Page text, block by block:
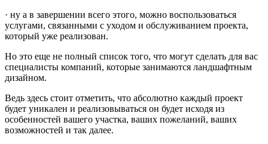
· ну а в завершении всего этого, можно воспользоваться
услугами, связанными с уходом и обслуживанием проекта,
который уже реализован.
Но это еще не полный список того, что могут сделать для вас
специалисты компаний, которые занимаются ландшафтным
дизайном.
Ведь здесь стоит отметить, что абсолютно каждый проект
будет уникален и реализовываться он будет исходя из
особенностей вашего участка, ваших пожеланий, ваших
возможностей и так далее.